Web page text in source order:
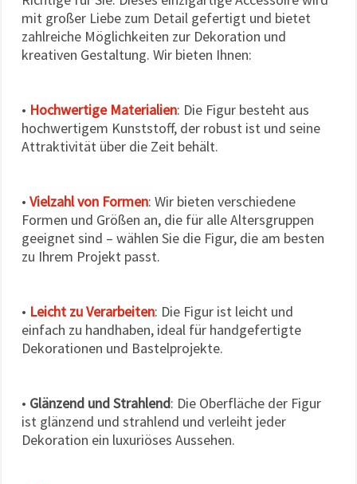
mit großer Liebe zum Detail gefertigt und bietet
zahlreiche Möglichkeiten zur Dekoration und
kreativen Gestaltung. Wir bieten Ihnen:
• Hochwertige Materialien: Die Figur besteht aus
hochwertigem Kunststoff, der robust ist und seine
Attraktivität über die Zeit behält.
• Vielzahl von Formen: Wir bieten verschiedene
Formen und Größen an, die für alle Altersgruppen
geeignet sind – wählen Sie die Figur, die am besten
zu Ihrem Projekt passt.
• Leicht zu Verarbeiten: Die Figur ist leicht und
einfach zu handhaben, ideal für handgefertigte
Dekorationen und Bastelprojekte.
• Glänzend und Strahlend: Die Oberfläche der Figur
ist glänzend und strahlend und verleiht jeder
Dekoration ein luxuriöses Aussehen.